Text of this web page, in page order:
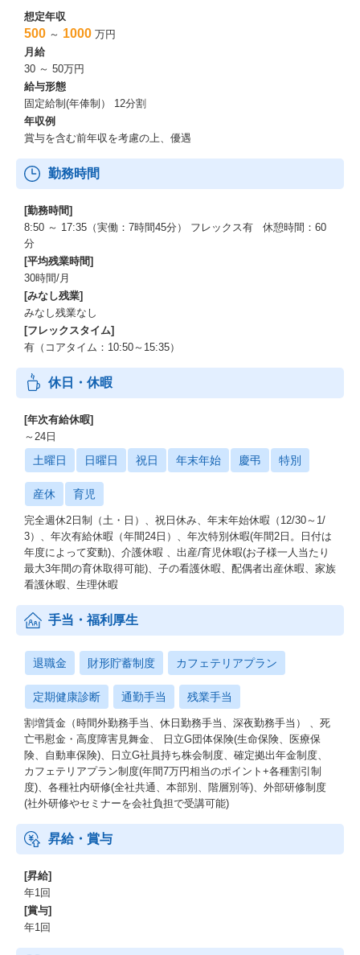
想定年収
500 ～ 1000 万円
月給
30 ～ 50万円
給与形態
固定給制(年俸制） 12分割
年収例
賞与を含む前年収を考慮の上、優遇
勤務時間
[勤務時間]
8:50 ～ 17:35（実働：7時間45分） フレックス有 休憩時間：60
分
[平均残業時間]
30時間/月
[みなし残業]
みなし残業なし
[フレックスタイム]
有（コアタイム：10:50～15:35）
休日・休暇
[年次有給休暇]
～24日
土曜日 日曜日 祝日 年末年始 慶弔 特別
産休 育児
完全週休2日制（土・日）、祝日休み、年末年始休暇（12/30～1/
3）、年次有給休暇（年間24日）、年次特別休暇(年間2日。日付は
年度によって変動)、介護休暇 、出産/育児休暇(お子様一人当たり
最大3年間の育休取得可能)、子の看護休暇、配偶者出産休暇、家族
看護休暇、生理休暇
手当・福利厚生
退職金 財形貯蓄制度 カフェテリアプラン
定期健康診断 通勤手当 残業手当
割増賃金（時間外勤務手当、休日勤務手当、深夜勤務手当） 、死
亡弔慰金・高度障害見舞金、 日立G団体保険(生命保険、医療保
険、自動車保険)、日立G社員持ち株会制度、確定拠出年金制度、
カフェテリアプラン制度(年間7万円相当のポイント+各種割引制
度)、各種社内研修(全社共通、本部別、階層別等)、外部研修制度
(社外研修やセミナーを会社負担で受講可能)
昇給・賞与
[昇給]
年1回
[賞与]
年1回